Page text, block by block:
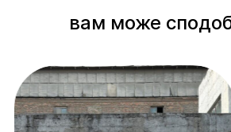
вам може